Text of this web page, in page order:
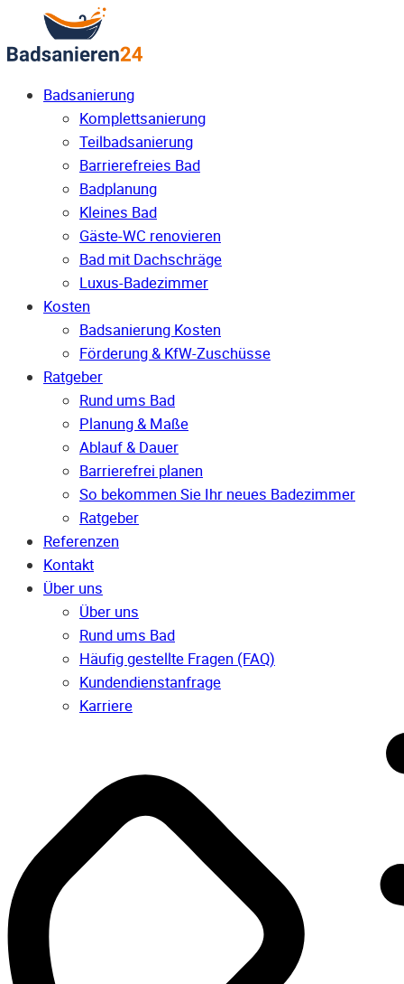
Badsanierung
Komplettsanierung
Teilbadsanierung
Barrierefreies Bad
Badplanung
Kleines Bad
Gäste-WC renovieren
Bad mit Dachschräge
Luxus-Badezimmer
Kosten
Badsanierung Kosten
Förderung & KfW-Zuschüsse
Ratgeber
Rund ums Bad
Planung & Maße
Ablauf & Dauer
Barrierefrei planen
So bekommen Sie Ihr neues Badezimmer
Ratgeber
Referenzen
Kontakt
Über uns
Über uns
Rund ums Bad
Häufig gestellte Fragen (FAQ)
Kunden­dienst­anfrage
Karriere